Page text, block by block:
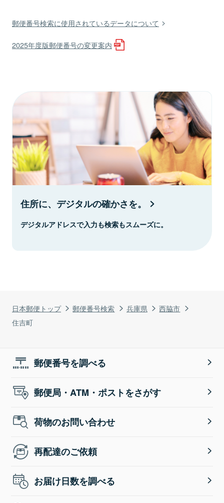
日本郵便トップ 郵便番号検索 兵庫県
西脇市
住吉町
郵便番号検索に使用されているデータについて
2025年度版郵便番号の変更案内
住所に、デジタルの確かさを。
デジタルアドレスで入力も検索もスムーズに。
郵便番号を調べる
郵便局・ATM・ポストをさがす
荷物のお問い合わせ
再配達のご依頼
お届け日数を調べる